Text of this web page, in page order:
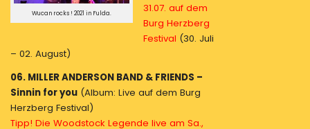
Wucan rocks ! 2021 in Fulda.
31.07. auf dem
Burg Herzberg
Festival (30. Juli
– 02. August)
06. MILLER ANDERSON BAND & FRIENDS –
Sinnin for you (Album: Live auf dem Burg
Herzberg Festival)
Tipp! Die Woodstock Legende live am Sa.,